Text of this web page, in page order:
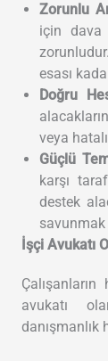
Zorunlu
için dava
esası
Doğru
veya
Güçlü
karşı
destek
savunmak
İşçi Avukatı
avukatı
danışmanlık